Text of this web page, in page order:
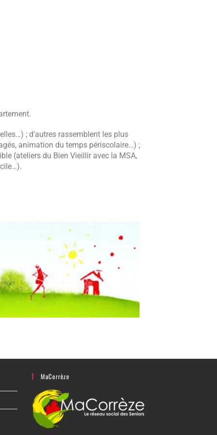
; d’autres rassemblent les plus
animation du temps périscolaire…) ;
(ateliers du Bien Vieillir avec la MSA,
MaCorrèze